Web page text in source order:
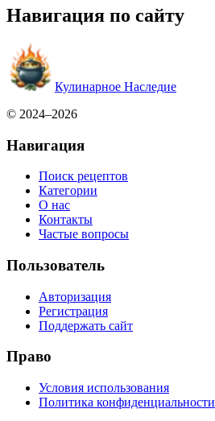
Навигация по сайту
Кулинарное Наследие
© 2024–2026
Навигация
Поиск рецептов
Категории
О нас
Контакты
Частые вопросы
Пользователь
Авторизация
Регистрация
Поддержать сайт
Право
Условия использования
Политика конфиденциальности